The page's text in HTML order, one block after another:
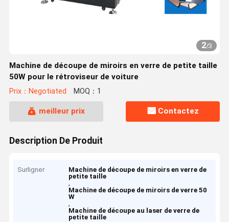
2/3
Machine de découpe de miroirs en verre de petite taille
50W pour le rétroviseur de voiture
Prix：Negotiated MOQ：1
meilleur prix Contactez
Description De Produit
Surligner
Machine de découpe de miroirs en verre de
petite taille
,
Machine de découpe de miroirs de verre 50
W
,
Machine de découpe au laser de verre de
petite taille